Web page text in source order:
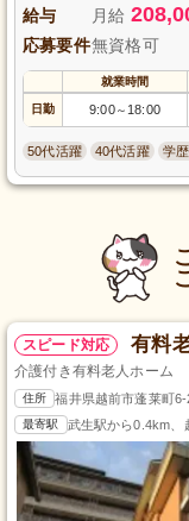
給与 月給
応募要件無資格可
就業時間
日勤 9:00～ 18:00
50代活躍 40代活躍 学
スピード対応 有料
介護付き有料老人ホーム
住所 福井県越前市蓬莱町6-
最寄駅 武生駅から0.4km、